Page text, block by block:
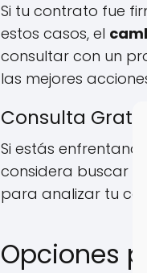
Si tu contrato fue
estos casos, el
consultar con un
las mejores
Consulta
Si estás
considera buscar
para analizar tu
Opciones